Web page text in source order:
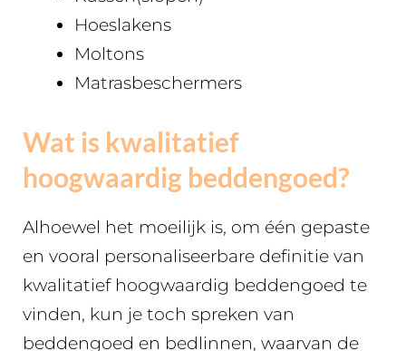
Hoeslakens
Moltons
Matrasbeschermers
Wat is kwalitatief
hoogwaardig beddengoed?
Alhoewel het moeilijk is, om één gepaste
en vooral personaliseerbare definitie van
kwalitatief hoogwaardig beddengoed te
vinden, kun je toch spreken van
beddengoed en bedlinnen, waarvan de